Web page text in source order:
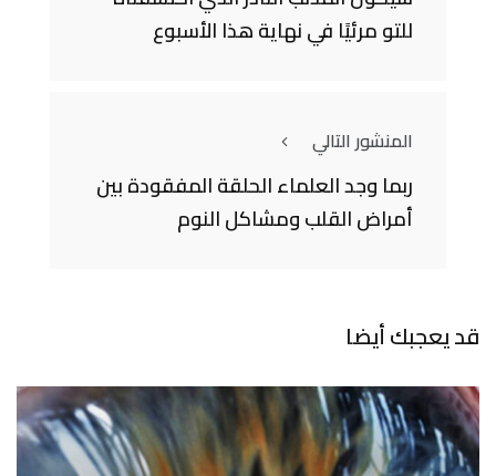
للتو مرئيًا في نهاية هذا الأسبوع
المنشور التالي
ربما وجد العلماء الحلقة المفقودة بين
أمراض القلب ومشاكل النوم
قد يعجبك أيضا